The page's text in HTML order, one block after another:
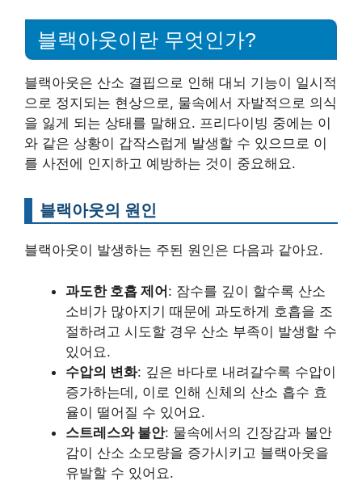
블랙아웃이란 무엇인가?
블랙아웃은 산소 결핍으로 인해 대뇌 기능이 일시적
으로 정지되는 현상으로, 물속에서 자발적으로 의식
을 잃게 되는 상태를 말해요. 프리다이빙 중에는 이
와 같은 상황이 갑작스럽게 발생할 수 있으므로 이
를 사전에 인지하고 예방하는 것이 중요해요.
블랙아웃의 원인
블랙아웃이 발생하는 주된 원인은 다음과 같아요.
과도한 호흡 제어: 잠수를 깊이 할수록 산소
소비가 많아지기 때문에 과도하게 호흡을 조
절하려고 시도할 경우 산소 부족이 발생할 수
있어요.
수압의 변화: 깊은 바다로 내려갈수록 수압이
증가하는데, 이로 인해 신체의 산소 흡수 효
율이 떨어질 수 있어요.
스트레스와 불안: 물속에서의 긴장감과 불안
감이 산소 소모량을 증가시키고 블랙아웃을
유발할 수 있어요.